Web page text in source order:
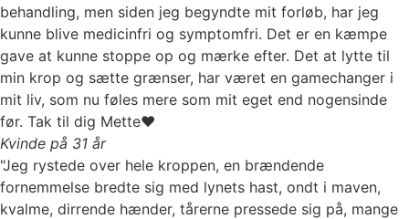
behandling, men siden jeg begyndte mit forløb, har jeg
kunne blive medicinfri og symptomfri. Det er en kæmpe
gave at kunne stoppe op og mærke efter. Det at lytte til
min krop og sætte grænser, har været en gamechanger i
mit liv, som nu føles mere som mit eget end nogensinde
før. Tak til dig Mette❤️
Kvinde på 31 år
"Jeg rystede over hele kroppen, en brændende
fornemmelse bredte sig med lynets hast, ondt i maven,
kvalme, dirrende hænder, tårerne pressede sig på, mange